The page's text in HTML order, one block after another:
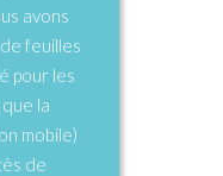
avons
feuilles
pour les
la
mobile)
de